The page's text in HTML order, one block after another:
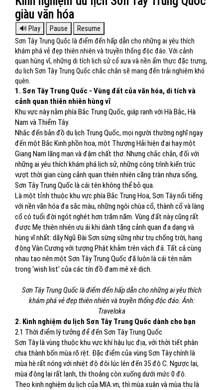
giàu văn hóa
Sơn Tây Trung Quốc là điểm đến hấp dẫn cho những ai yêu thích
khám phá vẻ đẹp thiên nhiên và truyền thống độc đáo. Với cảnh
quan hùng vĩ, những di tích lịch sử cổ xưa và nền ẩm thực đặc trưng,
du lịch Sơn Tây Trung Quốc chắc chắn sẽ mang đến trải nghiệm khó
quên.
1. Sơn Tây Trung Quốc - Vùng đất của văn hóa, di tích và
cảnh quan thiên nhiên hùng vĩ
Khu vực này nằm phía Bắc Trung Quốc, giáp ranh với Hà Bắc, Hà
Nam và Thiểm Tây.
Nhắc đến bản đồ du lịch Trung Quốc, mọi người thường nghĩ ngay
đến một Bắc Kinh phồn hoa, một Thượng Hải hiện đại hay một
Giang Nam lãng mạn và đậm chất thơ. Nhưng chắc chắn, đối với
những ai yêu thích khám phá lịch sử, những công trình kiến trúc
vượt thời gian cùng cảnh quan thiên nhiên căng tràn nhựa sống,
Sơn Tây Trung Quốc là cái tên không thể bỏ qua.
Là một tỉnh thuộc khu vực phía Bắc Trung Hoa, Sơn Tây nổi tiếng
với nền văn hóa đa sắc màu, những ngôi chùa cổ, thành cổ và làng
cổ có tuổi đời ngót nghét hơn trăm năm. Vùng đất này cũng rất
được Mẹ thiên nhiên ưu ái khi dành tặng cảnh quan đa dạng và
hùng vĩ nhất: dãy Ngũ Đài Sơn sừng sững như trụ chống trời, hang
động Vân Cương với tượng Phật khảm trên vách đá. Tất cả cùng
nhau tạo nên một Sơn Tây Trung Quốc đã luôn là cái tên nằm
trong ‘wish list’ của các tín đồ đam mê xê dịch.
Sơn Tây Trung Quốc là điểm đến hấp dẫn cho những ai yêu thích
khám phá vẻ đẹp thiên nhiên và truyền thống độc đáo. Ảnh:
Traveloka
2. Kinh nghiệm du lịch Sơn Tây Trung Quốc dành cho bạn
2.1 Thời điểm lý tưởng để đến Sơn Tây Trung Quốc
Sơn Tây là vùng thuộc khu vực khí hậu lục địa, với thời tiết phân
chia thành bốn mùa rõ rệt. Đặc điểm của vùng Sơn Tây chính là
mùa hè rất nóng với nhiệt độ đôi lúc lên đến 35 độ C. Ngược lại,
mùa đông lại rất lạnh, thi thoảng còn xuống dưới mức 0 độ.
Theo kinh nghiệm du lịch của MIA.vn, thì mùa xuân và mùa thu là